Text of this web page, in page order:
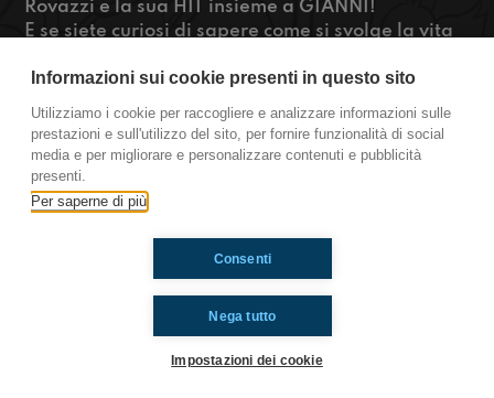
Rovazzi e la sua HIT insieme a GIANNI!
E se siete curiosi di sapere come si svolge la vita
ascoltare la puntata di #smo! #OkkiAdAnna
www.radioimmaginaria.it
Sanremo
Informazioni sui cookie presenti in questo sito
Utilizziamo i cookie per raccogliere e analizzare informazioni sulle
prestazioni e sull'utilizzo del sito, per fornire funzionalità di social
media e per migliorare e personalizzare contenuti e pubblicità
presenti.
Per saperne di più
Nega tutto
Consenti
Impostazioni dei cookie